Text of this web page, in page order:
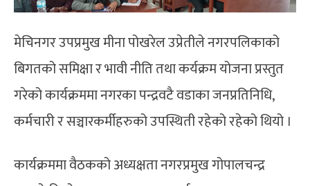
मेचिनगर उपप्रमुख मीना पोखरेल उप्रेतीले नगरपलिकाको
बिगतको समिक्षा र भावी नीति तथा कर्यक्रम योजना प्रस्तुत
गरेको कार्यक्रममा नगरका पन्द्रवटै वडाका जनप्रतिनिधि,
कर्मचारी र सञ्चारकर्मीहरुको उपस्थिती रहेको रहेको थियो ।
कार्यक्रममा वैठकको अध्यक्षता नगरप्रमुख गोपालचन्द्र